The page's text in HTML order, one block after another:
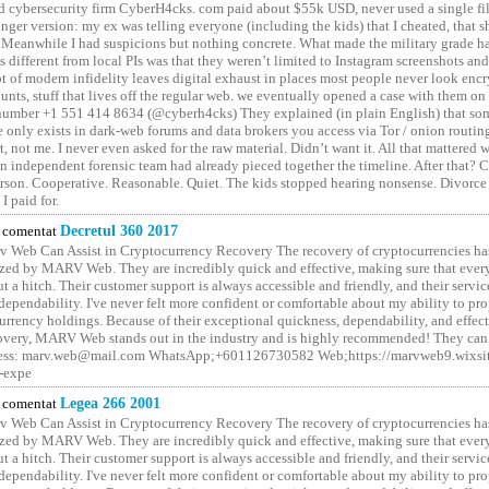
cybersecurity firm CyberH4cks. com paid about $55k USD, never used a single
version: my ex was telling everyone (including the kids) that I cheated, that
I had suspicions but nothing concrete. What made the military grade
different from local PIs was that they weren’t limited to Instagram screenshots
of modern infidelity leaves digital exhaust in places most people never look
stuff that lives off the regular web. we eventually opened a case with them
+1 551 414 8634 (@cyberh4cks) They explained (in plain English) that
exists in dark-web forums and data brokers you access via Tor / onion
not me. I never even asked for the raw material. Didn’t want it. All that mattered
independent forensic team had already pieced together the timeline. After that?
Cooperative. Reasonable. Quiet. The kids stopped hearing nonsense.
I paid for.
Decretul 360 2017
Web Can Assist in Cryptocurrency Recovery The recovery of cryptocurrencies
by MARV Web. They are incredibly quick and effective, making sure that
a hitch. Their customer support is always accessible and friendly, and their
I've never felt more confident or comfortable about my ability to
holdings. Because of their exceptional quickness, dependability, and
MARV Web stands out in the industry and is highly recommended! They can
marv.web@mail.com WhatsApp;+601126730582 Web;https://
Legea 266 2001
Web Can Assist in Cryptocurrency Recovery The recovery of cryptocurrencies
by MARV Web. They are incredibly quick and effective, making sure that
a hitch. Their customer support is always accessible and friendly, and their
I've never felt more confident or comfortable about my ability to